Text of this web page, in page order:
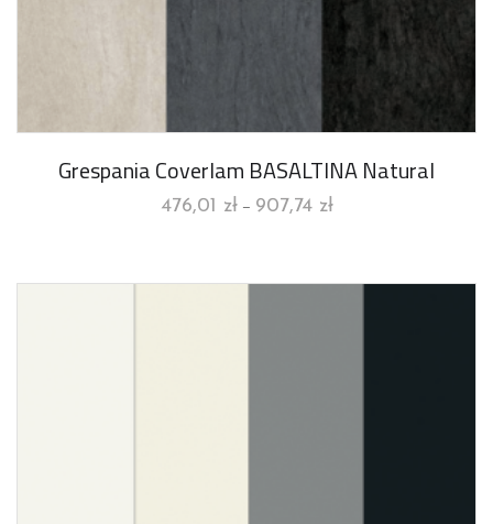
Grespania Coverlam BASALTINA Natural
476,01 zł – 907,74 zł